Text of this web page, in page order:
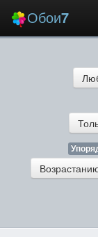
Обои7
Заставки